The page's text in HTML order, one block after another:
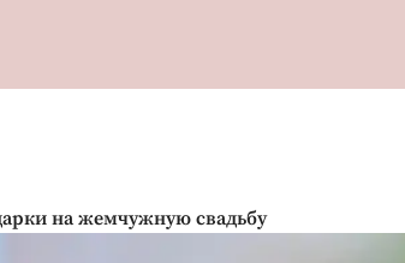
на жемчужную свадьбу